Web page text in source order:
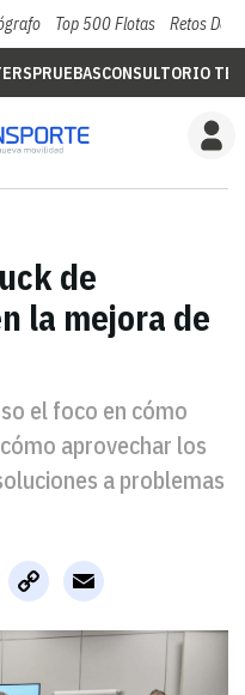
Top 500 Flotas Retos Del
PRUEBASCONSULTORIO
de
la mejora de
el foco en cómo
aprovechar los
a problemas
Copy
Link
Email